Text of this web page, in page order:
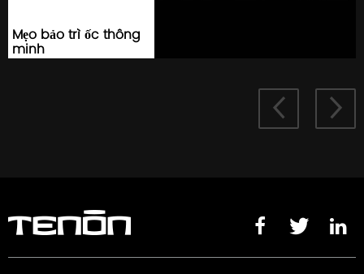
Mẹo bảo trì ốc thông
minh
 
  